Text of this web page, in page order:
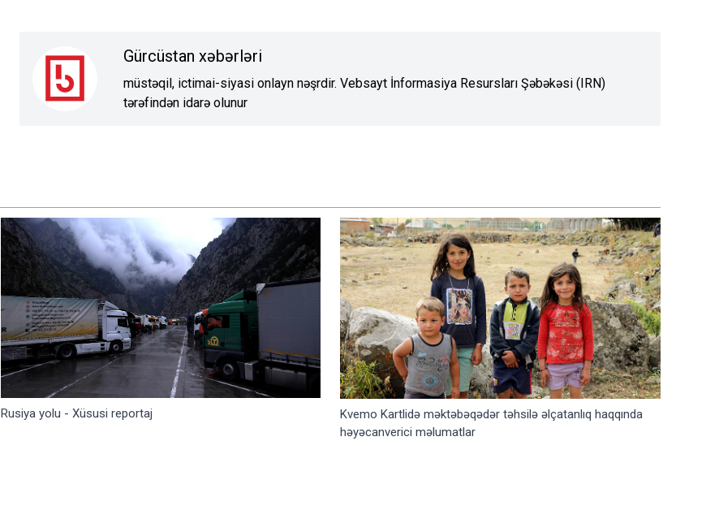
Gürcüstan xəbərləri
müstəqil, ictimai-siyasi onlayn nəşrdir. Vebsayt İnformasiya Resursları Şəbəkəsi (IRN)
tərəfindən idarə olunur
Rusiya yolu - Xüsusi reportaj
Kvemo Kartlidə məktəbəqədər təhsilə əlçatanlıq haqqında
həyəcanverici məlumatlar